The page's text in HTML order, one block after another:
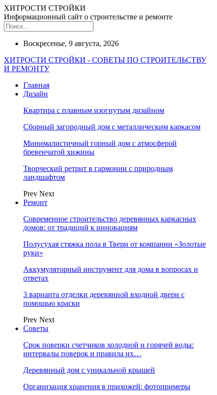
ХИТРОСТИ СТРОЙКИ
Информационный сайт о строительстве и ремонте
Воскресенье, 9 августа, 2026
ХИТРОСТИ СТРОЙКИ - СОВЕТЫ ПО СТРОИТЕЛЬСТВУ
И РЕМОНТУ
Главная
Дизайн
Квартира с плавным изогнутым дизайном
Сборный загородный дом с металлическим каркасом
Минималистичный горный дом с атмосферой
бревенчатой хижины
Творческий ретрит в гармонии с природным
ландшафтом
Prev Next
Ремонт
Современное строительство деревянных каркасных
домов: от традиций к инновациям
Полусухая стяжка пола в Твери от компании «Золотые
руки»
Аккумуляторный инструмент для дома в вопросах и
ответах
3 варианта отделки деревянной входной двери с
помощью краски
Prev Next
Советы
Срок поверки счетчиков холодной и горячей воды:
интервалы поверок и правила их…
Деревянный дом с уникальной крышей
Организация хранения в прихожей: фотопримеры